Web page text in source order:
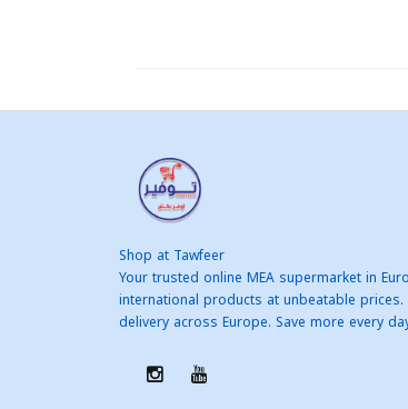
Shop at Tawfeer
Your trusted online MEA supermarket in
international products at unbeatable prices.
delivery across Europe. Save more every